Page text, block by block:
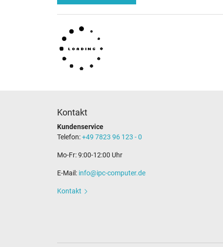
Kontakt
Kundenservice
Telefon:+49 7823 96 123 - 0
Mo-Fr: 9:00-12:00 Uhr
E-Mail: info@ipc-computer.de
Kontakt